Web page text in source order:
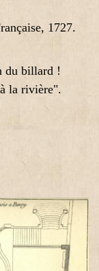
1727.
du billard !
la rivière".